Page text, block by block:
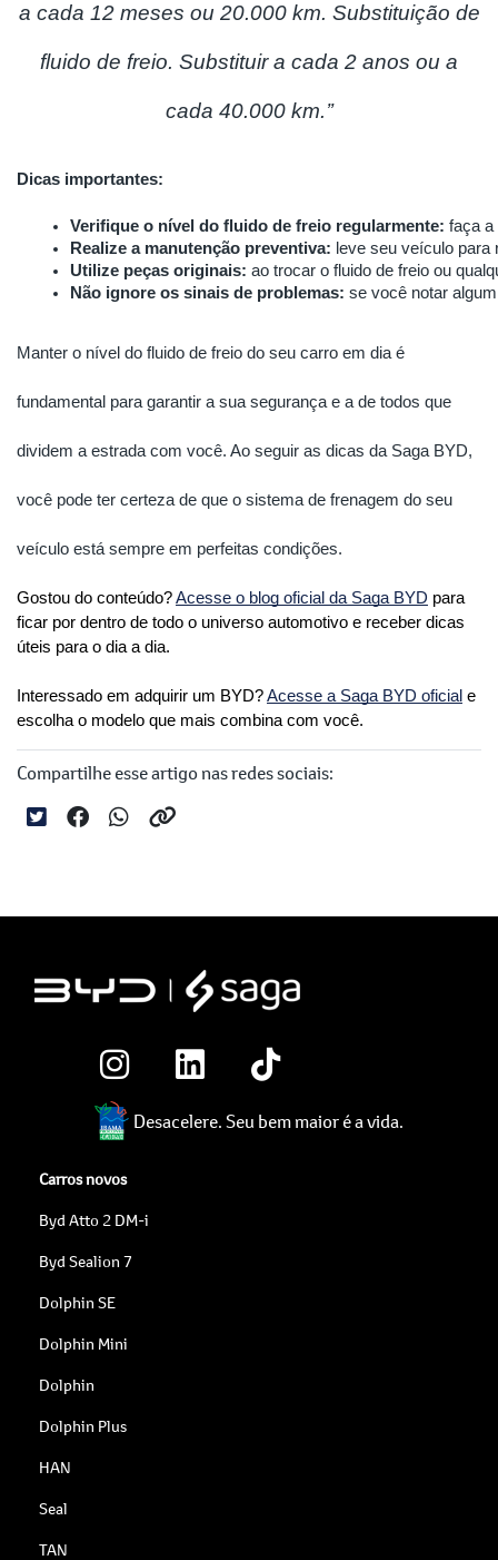
a cada 12 meses ou 20.000 km. Substituição de
fluido de freio. Substituir a cada 2 anos ou a
cada 40.000 km.’’
Dicas importantes:
Verifique o nível do fluido de freio regularmente: faça a
Realize a manutenção preventiva: leve seu veículo
Utilize peças originais: ao trocar o fluido de freio ou
Não ignore os sinais de problemas: se você notar
Manter o nível do fluido de freio do seu carro em dia é
fundamental para garantir a sua segurança e a de todos que
dividem a estrada com você. Ao seguir as dicas da Saga BYD,
você pode ter certeza de que o sistema de frenagem do seu
veículo está sempre em perfeitas condições.
Gostou do conteúdo? Acesse o blog oficial da Saga BYD para
ficar por dentro de todo o universo automotivo e receber dicas
úteis para o dia a dia.
Interessado em adquirir um BYD? Acesse a Saga BYD oficial e
escolha o modelo que mais combina com você.
Compartilhe esse artigo nas redes sociais:
Desacelere. Seu bem maior é a vida.
Carros novos
Byd Atto 2 DM-i
Byd Sealion 7
Dolphin SE
Dolphin Mini
Dolphin
Dolphin Plus
HAN
Seal
TAN